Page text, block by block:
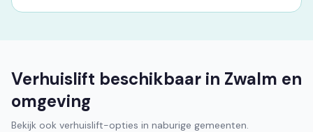
Verhuislift beschikbaar in Zwalm en
omgeving
Bekijk ook verhuislift-opties in naburige gemeenten.